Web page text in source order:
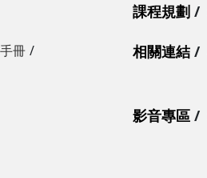
課程規劃
冊
相關連結
影音專區